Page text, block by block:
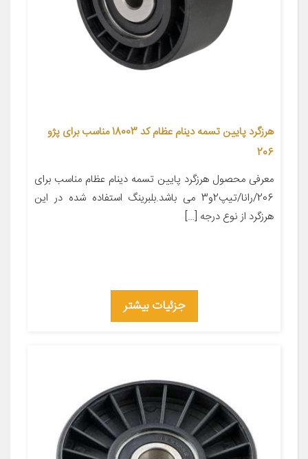
هرزگرد پایین تسمه دینام عظام کد 18003 مناسب برای پژو
206
معرفی محصول هرزگرد پایین تسمه دینام عظام مناسب برای
206/رانا/تیپ2و3 می باشد.بلبرینگ استفاده شده در این
هرزگرد از نوع درجه […]
جزئیات بیشتر